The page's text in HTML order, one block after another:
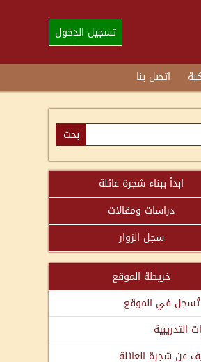
تسجيل الدخول
اتصل بنا
ابدأ ببناء شجرة عائلة
دراسات ومقالات
سجل الزوار
خريطة الموقع
في الموقع
التدريبية
عن شجرة العائلة